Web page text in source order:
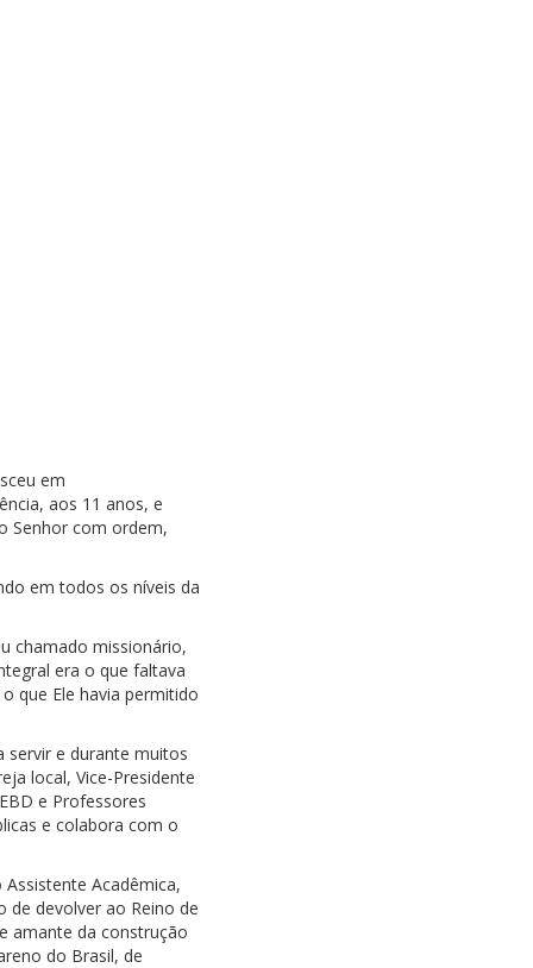
em
aos 11 anos, e
Senhor com ordem,
em todos os níveis da
chamado missionário,
era o que faltava
que Ele havia permitido
servir e durante muitos
local, Vice-Presidente
e Professores
e colabora com o
Acadêmica,
de devolver ao Reino de
amante da construção
do Brasil, de